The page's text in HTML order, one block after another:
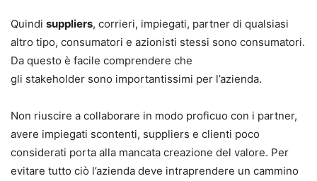
Quindi suppliers, corrieri, impiegati, partner di qualsiasi
altro tipo, consumatori e azionisti stessi sono consumatori.
Da questo è facile comprendere che
gli stakeholder sono importantissimi per l’azienda.
Non riuscire a collaborare in modo proficuo con i partner,
avere impiegati scontenti, suppliers e clienti poco
considerati porta alla mancata creazione del valore. Per
evitare tutto ciò l’azienda deve intraprendere un cammino